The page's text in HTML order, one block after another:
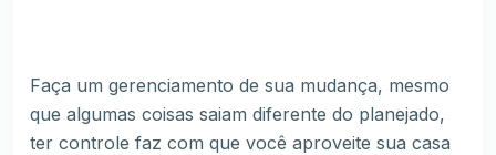
Faça um gerenciamento de sua mudança, mesmo
que algumas coisas saiam diferente do planejado,
ter controle faz com que você aproveite sua casa